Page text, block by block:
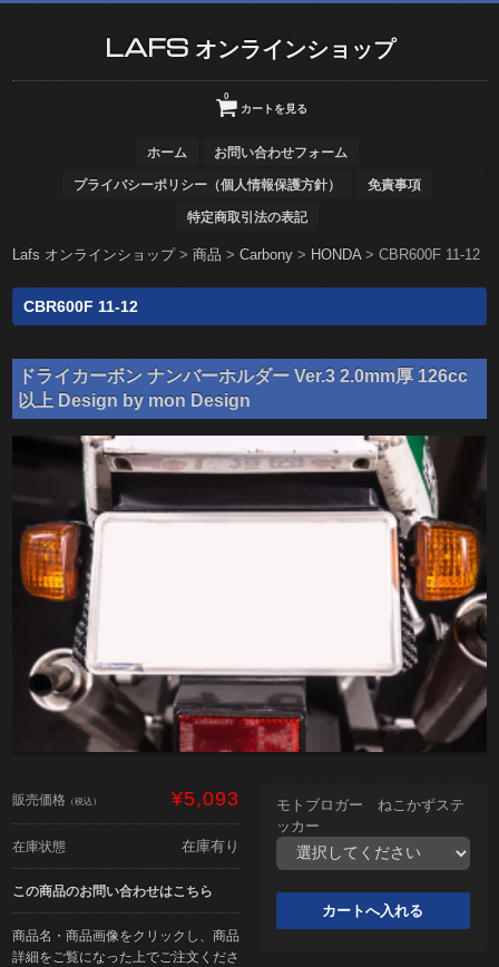
LAFS オンラインショップ
カートを見る
0
ホーム お問い合わせフォーム
プライバシーポリシー（個人情報保護方針） 免責事項
特定商取引法の表記
Lafs オンラインショップ>商品 >Carbony > HONDA>CBR600F 11-12
CBR600F 11-12
ドライカーボン ナンバーホルダー Ver.3 2.0mm厚 126cc
以上 Design by mon Design
販売価格 （税込） ¥5,093
在庫状態 在庫有り
この商品のお問い合わせはこちら
商品名・商品画像をクリックし、商品
詳細をご覧になった上でご注文くださ
モトブロガー ねこかずステ
ッカー